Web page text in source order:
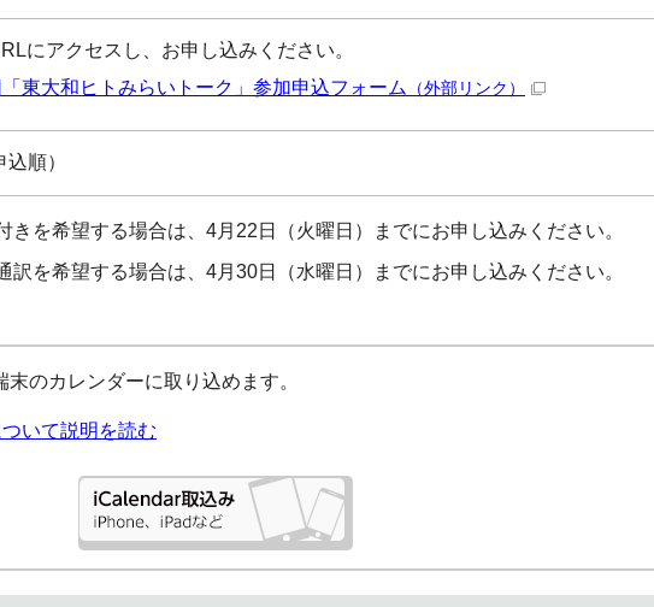
にアクセスし、お申し込みください。
東大和ヒトみらいトーク」参加申込フォーム
（外部リンク）
順）
きを希望する場合は、4月22日（火曜日）までにお申し込みください。
訳を希望する場合は、4月30日（水曜日）までにお申し込みください。
のカレンダーに取り込めます。
いて説明を読む